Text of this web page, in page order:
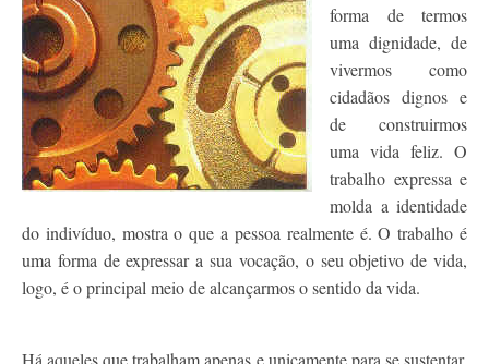
forma de termos
uma dignidade, de
vivermos como
cidadãos dignos e
de construirmos
uma vida feliz. O
trabalho expressa e
molda a identidade
do indivíduo, mostra o que a pessoa realmente é. O trabalho é
uma forma de expressar a sua vocação, o seu objetivo de vida,
logo, é o principal meio de alcançarmos o sentido da vida.
Há aqueles que trabalham apenas e unicamente para se sustentar,